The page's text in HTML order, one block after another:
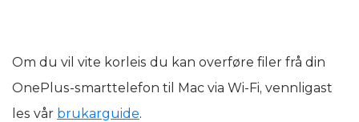
Om du vil vite korleis du kan overføre filer frå din
OnePlus-smarttelefon til Mac via Wi-Fi, vennligast
les vår brukarguide.